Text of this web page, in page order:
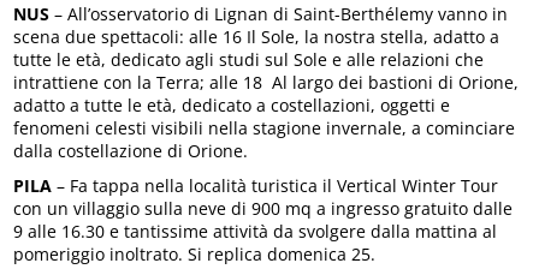
NUS – All’osservatorio di Lignan di Saint-Berthélemy vanno in
scena due spettacoli: alle 16 Il Sole, la nostra stella, adatto a
tutte le età, dedicato agli studi sul Sole e alle relazioni che
intrattiene con la Terra; alle 18 Al largo dei bastioni di Orione,
adatto a tutte le età, dedicato a costellazioni, oggetti e
fenomeni celesti visibili nella stagione invernale, a cominciare
dalla costellazione di Orione.
PILA – Fa tappa nella località turistica il Vertical Winter Tour
con un villaggio sulla neve di 900 mq a ingresso gratuito dalle
9 alle 16.30 e tantissime attività da svolgere dalla mattina al
pomeriggio inoltrato. Si replica domenica 25.